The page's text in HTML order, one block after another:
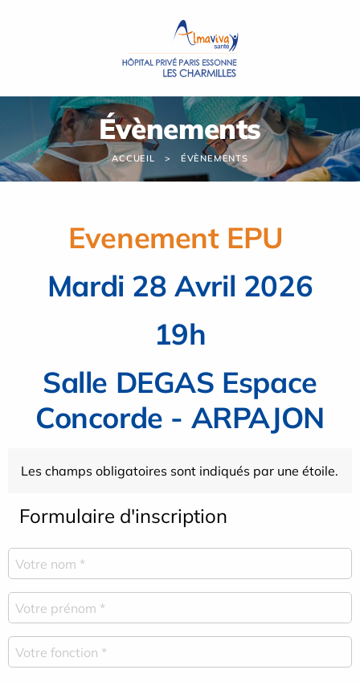
Évènements
ACCUEIL ÉVÈNEMENTS
Evenement EPU
Mardi 28 Avril 2026
19h
Salle DEGAS Espace
Concorde - ARPAJON
Les champs obligatoires sont indiqués par une étoile.
Formulaire d'inscription